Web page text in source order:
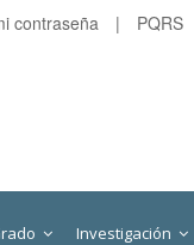
contraseña | PQRS
Investigación